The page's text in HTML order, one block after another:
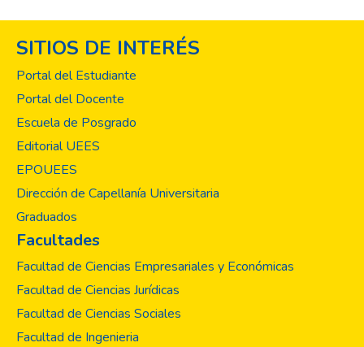
SITIOS DE INTERÉS
Portal del Estudiante
Portal del Docente
Escuela de Posgrado
Editorial UEES
EPOUEES
Dirección de Capellanía Universitaria
Graduados
Facultades
Facultad de Ciencias Empresariales y Económicas
Facultad de Ciencias Jurídicas
Facultad de Ciencias Sociales
Facultad de Ingenieria